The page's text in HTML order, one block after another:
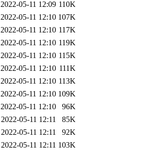
2022-05-11 12:09 110K
2022-05-11 12:10 107K
2022-05-11 12:10 117K
2022-05-11 12:10 119K
2022-05-11 12:10 115K
2022-05-11 12:10 111K
2022-05-11 12:10 113K
2022-05-11 12:10 109K
2022-05-11 12:10
96K
2022-05-11 12:11
85K
2022-05-11 12:11
92K
2022-05-11 12:11 103K